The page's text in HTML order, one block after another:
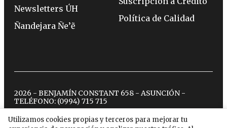
Utilizamos cookies propias y terceros para mejorar tu
Newsletters ÚH
Ñandejara Ñe’ẽ
Política de Calidad
2026 - BENJAMÍN CONSTANT 658 - ASUNCIÓN -
TELÉFONO: (0994) 715 715